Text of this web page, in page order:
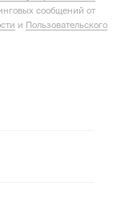
сообщений от
и Пользовательского